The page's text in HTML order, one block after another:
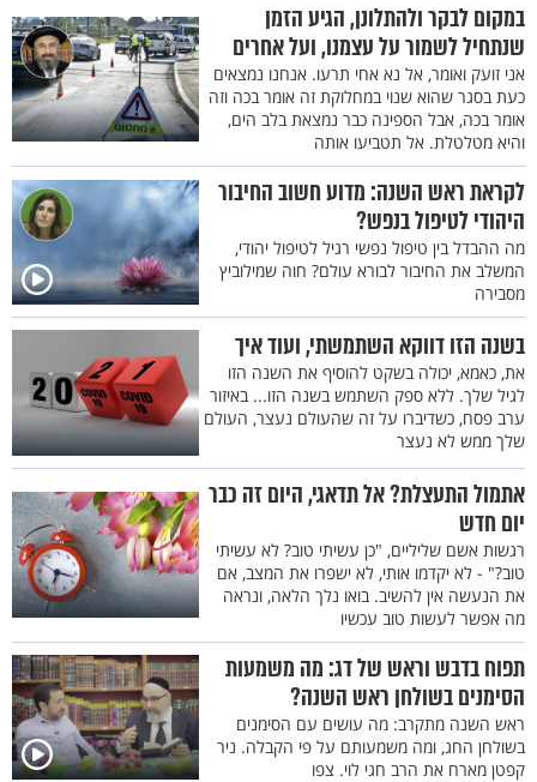
במקום לבקר ולהתלונן, הגיע הזמן
שנתחיל לשמור על עצמנו, ועל אחרים
אני זועק ואומר, אל נא אחי תרעו. אנחנו נמצאים
כעת בסגר שהוא שנוי במחלוקת זה אומר בכה וזה
אומר בכה, אבל הספינה כבר נמצאת בלב הים,
והיא מטלטלת. אל תטביעו אותה
לקראת ראש השנה: מדוע חשוב החיבור
היהודי לטיפול בנפש?
מה ההבדל בין טיפול נפשי רגיל לטיפול יהודי,
המשלב את החיבור לבורא עולם? חוה שמילוביץ
מסבירה
בשנה הזו דווקא השתמשתי, ועוד איך
את, כאמא, יכולה בשקט להוסיף את השנה הזו
לגיל שלך. ללא ספק השתמש בשנה הזו... באיזור
ערב פסח, כשדיברו על זה שהעולם נעצר, העולם
שלך ממש לא נעצר
אתמול התעצלת? אל תדאגי, היום זה כבר
יום חדש
רגשות אשם שליליים, "כן עשיתי טוב? לא עשיתי
טוב?" - לא יקדמו אותי, לא ישפרו את המצב, אם
את הנעשה אין להשיב. בואו נלך הלאה, ונראה
מה אפשר לעשות טוב עכשיו
תפוח בדבש וראש של דג: מה משמעות
הסימנים בשולחן ראש השנה?
ראש השנה מתקרב: מה עושים עם הסימנים
בשולחן החג, ומה משמעותם על פי הקבלה. ניר
קפטן מארח את הרב חגי לוי. צפו